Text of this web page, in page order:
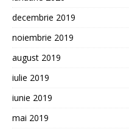
decembrie 2019
noiembrie 2019
august 2019
iulie 2019
iunie 2019
mai 2019